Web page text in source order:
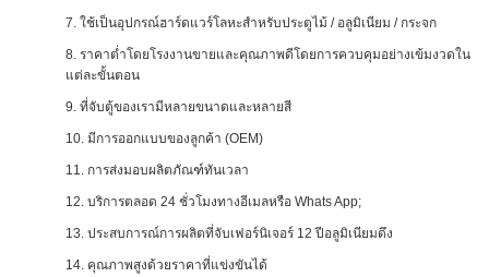
7. ใช้เป็นอุปกรณ์ฮาร์ดแวร์โลหะสำหรับประตูไม้ / อลูมิเนียม / กระจก
8. ราคาต่ำโดยโรงงานขายและคุณภาพดีโดยการควบคุมอย่างเข้มงวดใน
แต่ละขั้นตอน
9. ที่จับตู้ของเรามีหลายขนาดและหลายสี
10. มีการออกแบบของลูกค้า (OEM)
11. การส่งมอบผลิตภัณฑ์ทันเวลา
12. บริการตลอด 24 ชั่วโมงทางอีเมลหรือ Whats App;
13. ประสบการณ์การผลิตที่จับเฟอร์นิเจอร์ 12 ปีอลูมิเนียมดึง
14. คุณภาพสูงด้วยราคาที่แข่งขันได้